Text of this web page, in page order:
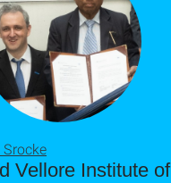
Vellore Institute of
Srocke